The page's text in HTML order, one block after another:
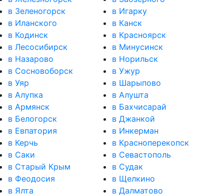
в Зеленогорск
в Игарку
в Иланского
в Канск
в Кодинск
в Красноярск
в Лесосибирск
в Минусинск
в Назарово
в Норильск
в Сосновоборск
в Ужур
в Уяр
в Шарыпово
в Алупка
в Алушта
в Армянск
в Бахчисарай
в Белогорск
в Джанкой
в Евпатория
в Инкерман
в Керчь
в Красноперекопск
в Саки
в Севастополь
в Старый Крым
в Судак
в Феодосия
в Щелкино
в Ялта
в Далматово